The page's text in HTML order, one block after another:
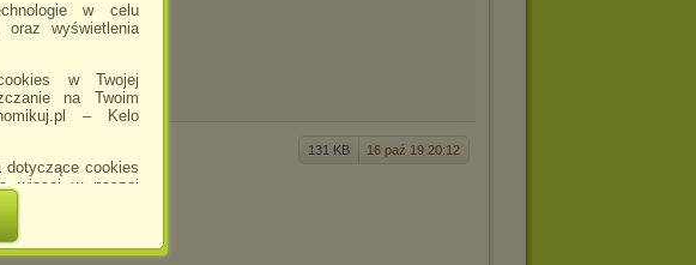
w celu
oraz wyświetlenia
w Twojej
na Twoim
– Kelo
dotyczące cookies
więcej w naszej
może
131 KB 16 paź 19 20:12